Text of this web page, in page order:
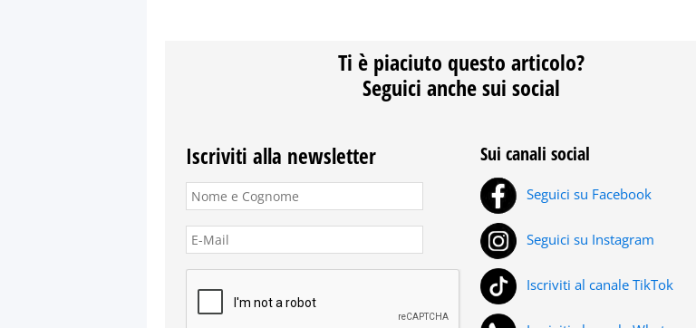
Ti è piaciuto questo articolo?
Seguici anche sui social
Iscriviti alla newsletter Sui canali social
Seguici su Facebook
Seguici su Instagram
Iscriviti al canale TikTok